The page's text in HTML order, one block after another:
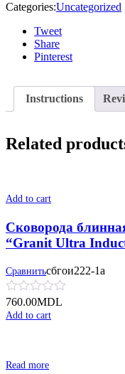
Categories:Uncategorized
Tweet
Share
Pinterest
Instructions
Related
Add to cart
Сковорода
“Granit Ultra
Сравнитьсбгои222-1а
760.00MDL
Add to cart
Read more